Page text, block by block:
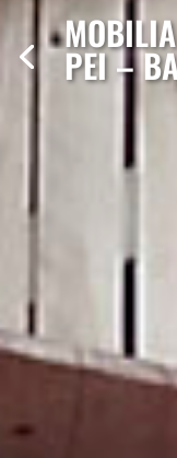
PEI –